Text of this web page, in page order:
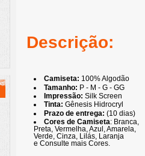
Descrição:
Camiseta: 100% Algodão
Tamanho: P - M - G - GG
Impressão: Silk Screen
Tinta: Gênesis Hidrocryl
Prazo de entrega: (10 dias)
Cores de Camiseta: Branca,
Preta, Vermelha, Azul, Amarela,
Verde, Cinza, Lilás, Laranja
e Consulte mais Cores.